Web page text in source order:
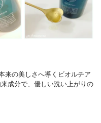
来の美しさへ導くビオルチア
成分で、優しい洗い上がりの